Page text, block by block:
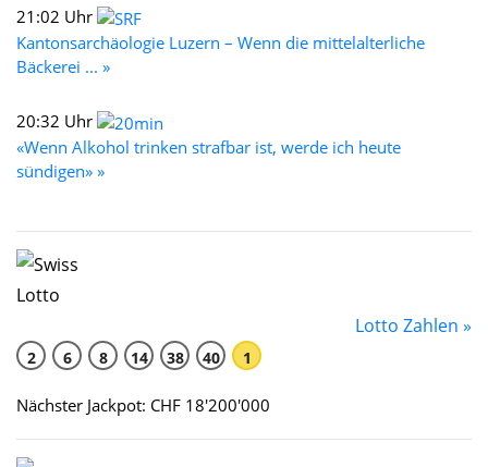
21:02 Uhr
Kantonsarchäologie Luzern – Wenn die mittelalterliche
Bäckerei ... »
20:32 Uhr
«Wenn Alkohol trinken strafbar ist, werde ich heute
sündigen» »
Lotto Zahlen »
2 6 8 14 38 40 1
Nächster Jackpot: CHF 18'200'000